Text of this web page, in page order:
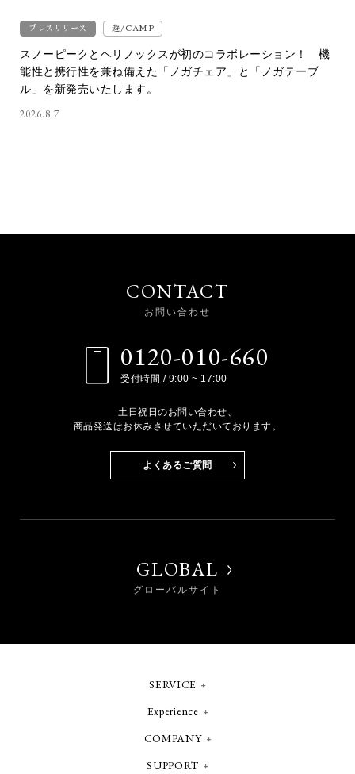
プレスリリース 遊/CAMP
スノーピークとヘリノックスが初のコラボレーション！ 機
能性と携行性を兼ね備えた「ノガチェア」と「ノガテーブ
ル」を新発売いたします。
2026.8.7
CONTACT
お問い合わせ
0120-010-660
受付時間 / 9:00 ~ 17:00
土日祝日のお問い合わせ、
商品発送はお休みさせていただいております。
よくあるご質問
GLOBAL
グローバルサイト
SERVICE
Experience
COMPANY
SUPPORT